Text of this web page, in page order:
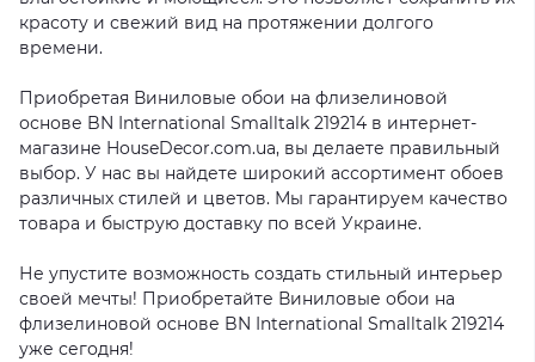
красоту и свежий вид на протяжении долгого
времени.
Приобретая Виниловые обои на флизелиновой
основе BN International Smalltalk 219214 в интернет-
магазине HouseDecor.com.ua, вы делаете правильный
выбор. У нас вы найдете широкий ассортимент обоев
различных стилей и цветов. Мы гарантируем качество
товара и быструю доставку по всей Украине.
Не упустите возможность создать стильный интерьер
своей мечты! Приобретайте Виниловые обои на
флизелиновой основе BN International Smalltalk 219214
уже сегодня!